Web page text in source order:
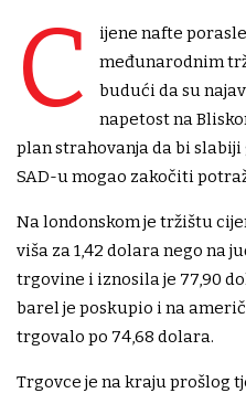
C
ijene nafte
međunarodnim
budući da su
napetost na
plan strahovanja da bi
SAD-u mogao zakočiti
Na londonskom je tržištu
viša za 1,42 dolara nego na
trgovine i iznosila je 77,90
barel je poskupio i na
trgovalo po 74,68 dolara.
Trgovce je na kraju prošlog